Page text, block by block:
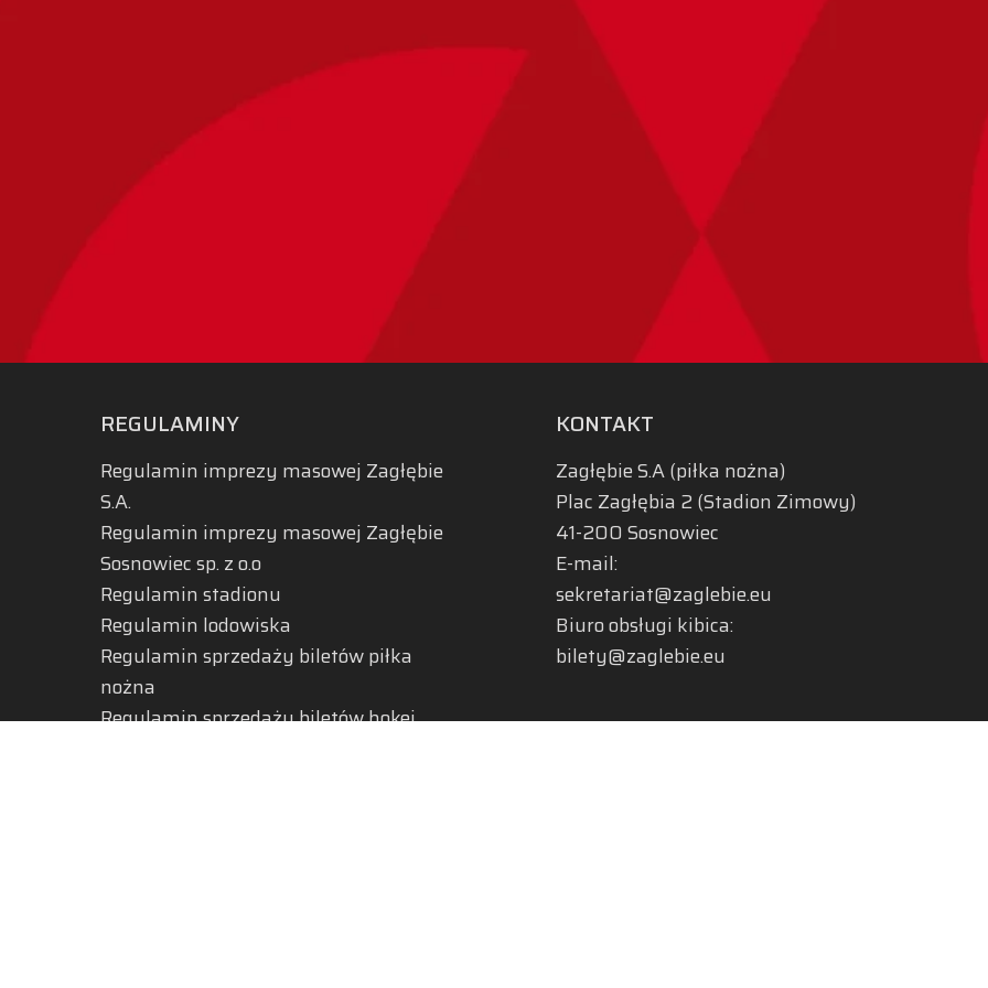
REGULAMINY
Regulamin imprezy masowej Zagłębie
S.A.
Regulamin imprezy masowej Zagłębie
Sosnowiec sp. z o.o
Regulamin stadionu
Regulamin lodowiska
Regulamin sprzedaży biletów piłka
nożna
Regulamin sprzedaży biletów hokej
KONTAKT
Zagłębie S.A (piłka nożna)
Plac Zagłębia 2 (Stadion Zimowy)
41-200 Sosnowiec
E-mail:
sekretariat@zaglebie.eu
Biuro obsługi kibica:
bilety@zaglebie.eu